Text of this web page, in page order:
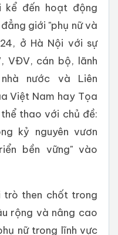
kể đến hoạt động
giới "phụ nữ và
ở Hà Nội với sự
VĐV, cán bộ, lãnh
nước và Liên
Việt Nam hay Tọa
thao với chủ đề:
kỷ nguyên vươn
bền vững" vào
trò then chốt trong
rộng và nâng cao
nữ trong lĩnh vực